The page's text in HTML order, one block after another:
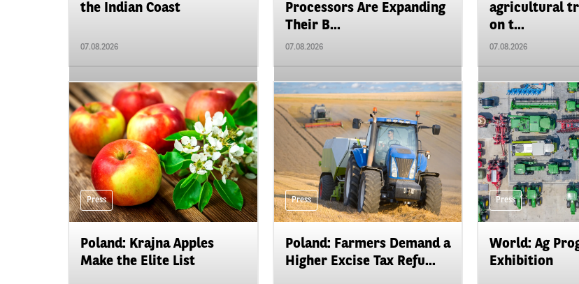
the Indian Coast
07.08.2026
Processors Are Expanding
Their B...
07.08.2026
agricultural
on t...
07.08.2026
Press
Poland: Krajna Apples
Make the Elite List
Press
Poland: Farmers Demand a
Higher Excise Tax Refu...
Press
World: Ag
Exhibition